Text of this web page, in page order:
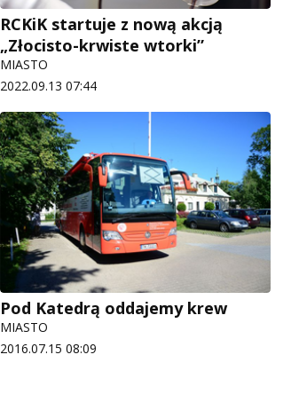
RCKiK startuje z nową akcją
„Złocisto-krwiste wtorki”
MIASTO
2022.09.13 07:44
Pod Katedrą oddajemy krew
MIASTO
2016.07.15 08:09